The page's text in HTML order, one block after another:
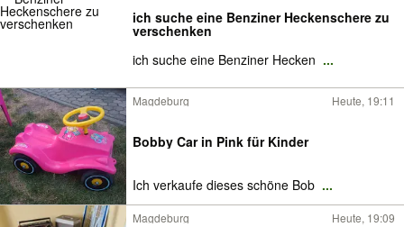
ich suche eine Benziner Heckenschere zu
verschenken
ich suche eine Benziner Hecken ...
Magdeburg Heute, 19:11
Bobby Car in Pink für Kinder
Ich verkaufe dieses schöne Bob ...
Magdeburg Heute, 19:09